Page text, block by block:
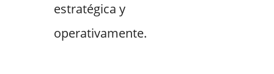
estratégica y
operativamente.